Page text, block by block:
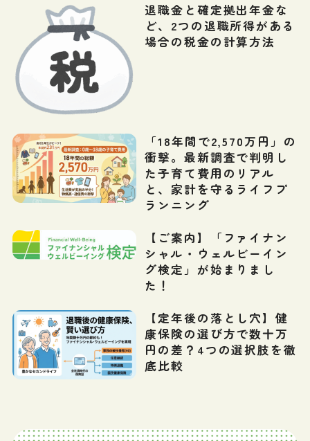
退職金と確定拠出年金な
ど、2つの退職所得がある
場合の税金の計算方法
「18年間で2,570万円」の
衝撃。最新調査で判明し
た子育て費用のリアル
と、家計を守るライフプ
ランニング
【ご案内】「ファイナン
シャル・ウェルビーイン
グ検定」が始まりまし
た！
【定年後の落とし穴】健
康保険の選び方で数十万
円の差？4つの選択肢を徹
底比較